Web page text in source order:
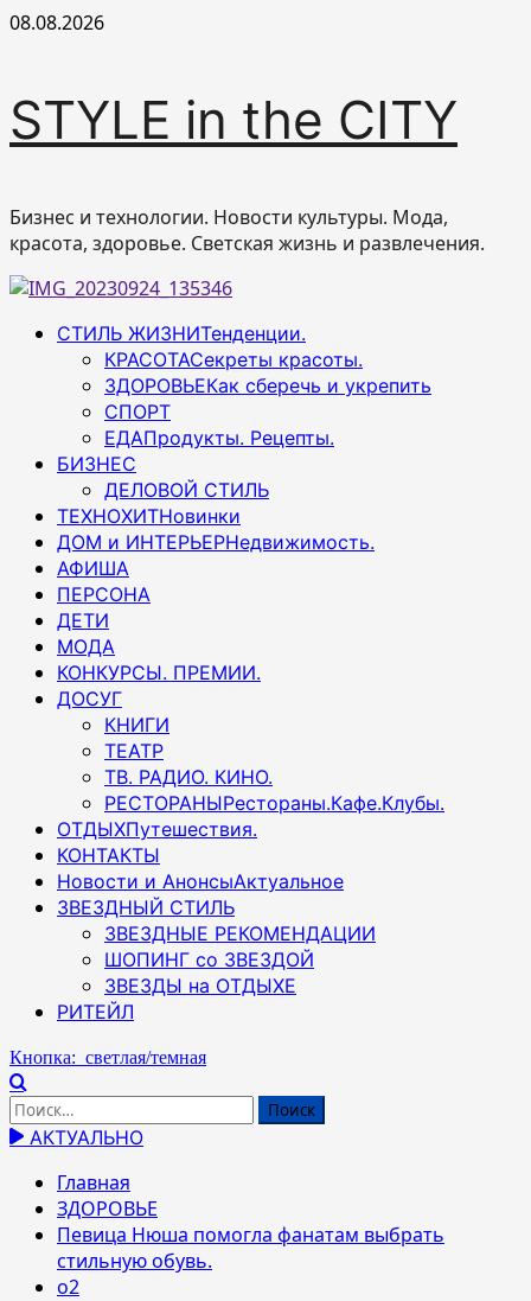
Перейти
08.08.2026
STYLE in the CITY
Бизнес и технологии. Новости культуры. Мода,
красота, здоровье. Светская жизнь и развлечения.
Основное
СТИЛЬ ЖИЗНИТенденции.
КРАСОТАСекреты красоты.
ЗДОРОВЬЕКак сберечь и укрепить
СПОРТ
ЕДАПродукты. Рецепты.
БИЗНЕС
ДЕЛОВОЙ СТИЛЬ
ТЕХНОХИТНовинки
ДОМ и ИНТЕРЬЕРНедвижимость.
АФИША
ПЕРСОНА
ДЕТИ
МОДА
КОНКУРСЫ. ПРЕМИИ.
ДОСУГ
КНИГИ
ТЕАТР
ТВ. РАДИО. КИНО.
РЕСТОРАНЫРестораны.Кафе.Клубы.
ОТДЫХПутешествия.
КОНТАКТЫ
Новости и АнонсыАктуальное
ЗВЕЗДНЫЙ СТИЛЬ
ЗВЕЗДНЫЕ РЕКОМЕНДАЦИИ
ШОПИНГ со ЗВЕЗДОЙ
ЗВЕЗДЫ на ОТДЫХЕ
РИТЕЙЛ
Кнопка: светлая/темная
Найти:
АКТУАЛЬНО
Главная
ЗДОРОВЬЕ
Певица Нюша помогла фанатам выбрать
стильную обувь.
о2